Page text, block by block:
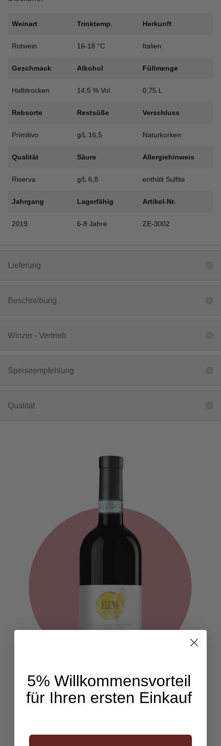
Menge
Weinart Trinktemp. Herkunft
Rotwein 16-18 °C Italien
Geschmack Alkohol Füllmenge
Halbtrocken 14,5 % Vol. 0,75 L
Rebsorte Restsüße Verschluss
Primitivo g/L 16,5 Naturkorken
Qualität Säure Allergiehinweis
Riserva g/L 6,8 enthält Sulfite
Jahrgang Lagerfähig Artikel-Nr.
2019 6-8 Jahre ZE-3002
Lieferung
Beschreibung
Winzer - Vertrieb
Speiseempfehlung
Qualität
5% Willkommensvorteil
für Ihren ersten Einkauf